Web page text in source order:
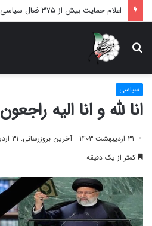
دنبال
می‌گردید؟
سیاسی
انا لله و انا الیه راجعون
۳۱ اردیبهشت ۱۴۰۳ آخرین بروزرسانی: ۳۱ اردیبهشت ۱۴۰۳
کمتر از یک دقیقه